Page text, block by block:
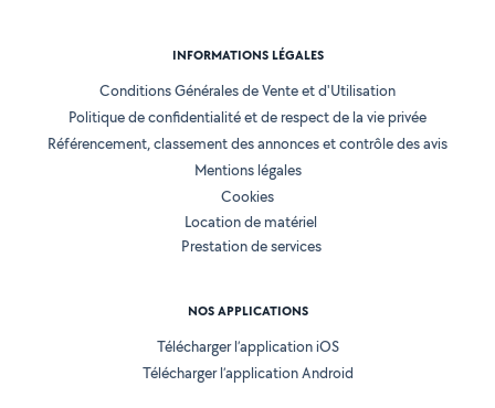
INFORMATIONS LÉGALES
Conditions Générales de Vente et d'Utilisation
Politique de confidentialité et de respect de la vie privée
Référencement, classement des annonces et contrôle des avis
Mentions légales
Cookies
Location de matériel
Prestation de services
NOS APPLICATIONS
Télécharger l’application iOS
Télécharger l’application Android